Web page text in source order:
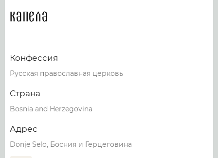
Капела
Конфессия
Русская православная церковь
Страна
Bosnia and Herzegovina
Адрес
Donje Selo, Босния и Герцеговина